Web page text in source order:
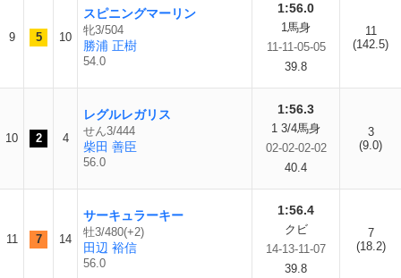
9 5 10
スピニングマーリン
牝3/504
勝浦 正樹
54.0
1:56.0
1馬身
11-11-05-05
39.8
11
(142.5)
10 2 4
レグルレガリス
せん3/444
柴田 善臣
56.0
1:56.3
1 3/4馬身
02-02-02-02
40.4
3
(9.0)
11 7 14
サーキュラーキー
牡3/480(+2)
田辺 裕信
56.0
1:56.4
クビ
14-13-11-07
39.8
7
(18.2)